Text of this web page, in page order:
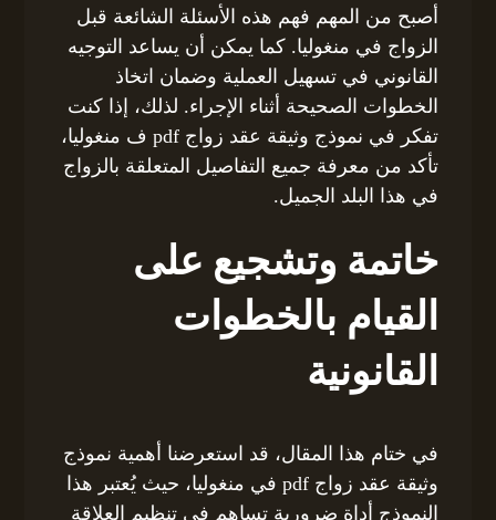
أصبح من المهم فهم هذه الأسئلة الشائعة قبل
الزواج في منغوليا. كما يمكن أن يساعد التوجيه
القانوني في تسهيل العملية وضمان اتخاذ
الخطوات الصحيحة أثناء الإجراء. لذلك، إذا كنت
تفكر في نموذج وثيقة عقد زواج pdf ف منغوليا،
تأكد من معرفة جميع التفاصيل المتعلقة بالزواج
في هذا البلد الجميل.
خاتمة وتشجيع على
القيام بالخطوات
القانونية
في ختام هذا المقال، قد استعرضنا أهمية نموذج
وثيقة عقد زواج pdf في منغوليا، حيث يُعتبر هذا
النموذج أداة ضرورية تساهم في تنظيم العلاقة